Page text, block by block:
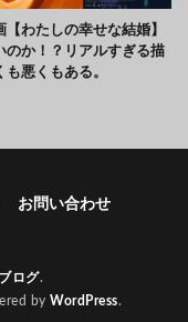
【わたしの幸せな結婚】
のか！？リアルすぎる描
も悪くもある。
お問い合わせ
ログ.
byWordPress.